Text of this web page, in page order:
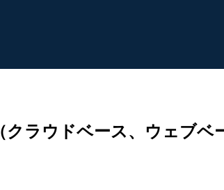
ラウドベース、ウェブベ